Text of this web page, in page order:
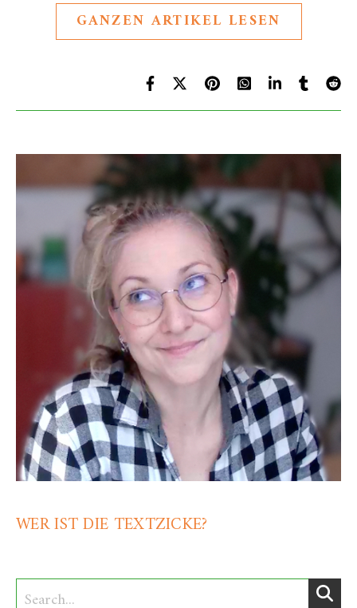
GANZEN ARTIKEL LESEN
WER IST DIE TEXTZICKE?